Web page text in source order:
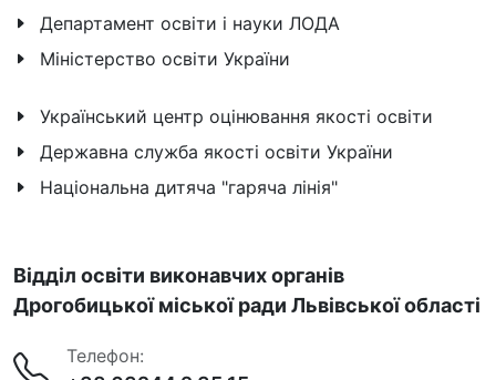
Департамент освіти і науки ЛОДА
Міністерство освіти України
Український центр оцінювання якості освіти
Державна служба якості освіти України
Національна дитяча "гаряча лінія"
Відділ освіти виконавчих органів
Дрогобицької міської ради Львівської області
Телефон: